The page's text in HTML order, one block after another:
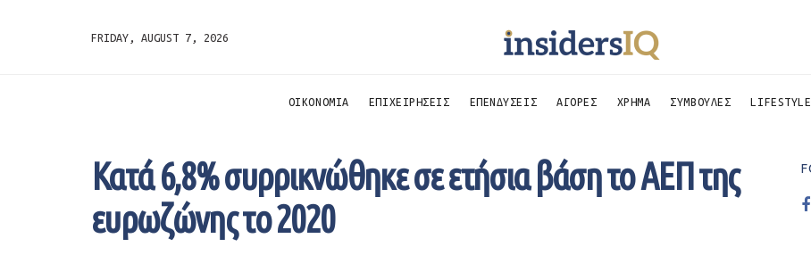
FRIDAY, AUGUST 7, 2026
ΟΙΚΟΝΟΜΙΑ ΕΠΙΧΕΙΡΗΣΕΙΣ ΕΠΕΝΔΥΣΕΙΣ ΑΓΟΡΕΣ ΧΡΗΜΑ ΣΥΜΒΟΥΛΕΣ LIFESTYLE
Κατά 6,8% συρρικνώθηκε σε ετήσια βάση το ΑΕΠ της
ευρωζώνης το 2020